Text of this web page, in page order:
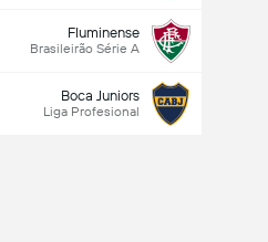
Fluminense
Brasileirão Série A
Boca Juniors
Liga Profesional